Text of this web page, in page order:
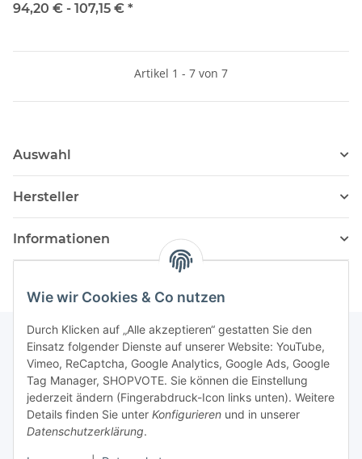
Wie wir Cookies & Co nutzen
Durch Klicken auf „Alle akzeptieren“ gestatten Sie den
Einsatz folgender Dienste auf unserer Website: YouTube,
Vimeo, ReCaptcha, Google Analytics, Google Ads, Google
Tag Manager, SHOPVOTE. Sie können die Einstellung
jederzeit ändern (Fingerabdruck-Icon links unten). Weitere
Details finden Sie unter Konfigurieren und in unserer
Datenschutzerklärung.
94,20 € - 107,15 € *
Artikel 1 - 7 von 7
Auswahl
Hersteller
Informationen
Newsletter Abonnieren
Bitte senden Sie mir entsprechend Ihrer
Datenschutzerklärung
regelmäßig und jederzeit widerruflich
Informationen zu Ihrem Produktsortiment per E-Mail zu.